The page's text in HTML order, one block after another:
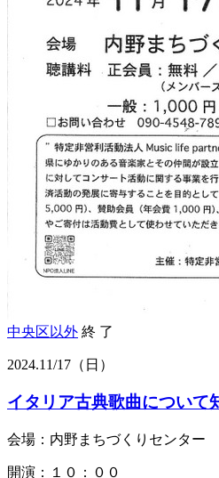
中央区以外 終 了
2024.11/17 （日）
イタリア古典歌曲について
会場：内野まちづくりセンター
開演：１０：００